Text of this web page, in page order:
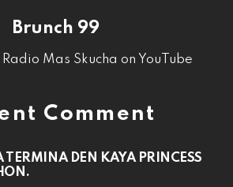
Brunch 99
Mas Skucha on YouTube
Comment
TERMINA DEN KAYA PRINCESS